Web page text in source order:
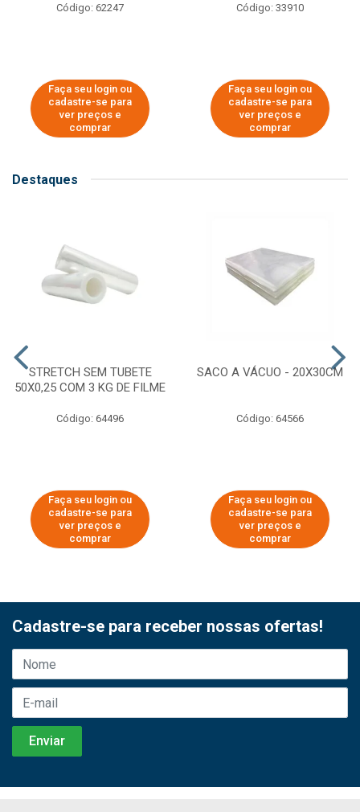
Código: 62247
Faça seu login ou
cadastre-se para
ver preços e
comprar
Código: 33910
Faça seu login ou
cadastre-se para
ver preços e
comprar
Destaques
STRETCH SEM TUBETE
50X0,25 COM 3 KG DE FILME
Código: 64496
Faça seu login ou
cadastre-se para
ver preços e
comprar
SACO A VÁCUO - 20X30CM
Código: 64566
Faça seu login ou
cadastre-se para
ver preços e
comprar
Cadastre-se para receber nossas ofertas!